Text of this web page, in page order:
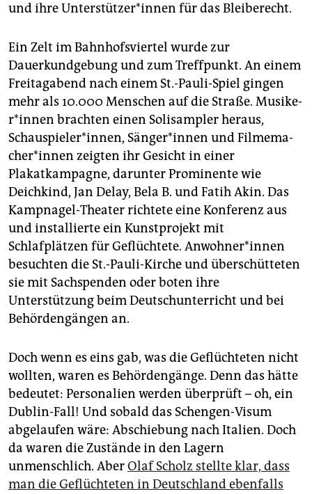
und ihre Un­ter­stüt­ze­r*in­nen für das Bleiberecht.
Ein Zelt im Bahnhofsviertel wurde zur
Dauerkundgebung und zum Treffpunkt. An einem
Freitagabend nach einem St.-Pauli-Spiel gingen
mehr als 10.000 Menschen auf die Straße. Mu­si­ke­
r*in­nen brachten einen Solisampler heraus,
Schauspieler*innen, Sän­ge­r*in­nen und Fil­me­ma­
che­r*in­nen zeigten ihr Gesicht in einer
Plakatkampagne, darunter Prominente wie
Deichkind, Jan Delay, Bela B. und Fatih Akin. Das
Kampnagel-Theater richtete eine Konferenz aus
und installierte ein Kunstprojekt mit
Schlafplätzen für Geflüchtete. An­woh­ne­r*in­nen
besuchten die St.-Pauli-Kirche und überschütteten
sie mit Sachspenden oder boten ihre
Unterstützung beim Deutschunterricht und bei
Behördengängen an.
Doch wenn es eins gab, was die Geflüchteten nicht
wollten, waren es Behördengänge. Denn das hätte
bedeutet: Personalien werden überprüft – oh, ein
Dublin-Fall! Und sobald das Schengen-Visum
abgelaufen wäre: Abschiebung nach Italien. Doch
da waren die Zustände in den Lagern
unmenschlich. AberOlaf Scholz stellte klar, dass
man die Geflüchteten in Deutschland ebenfalls